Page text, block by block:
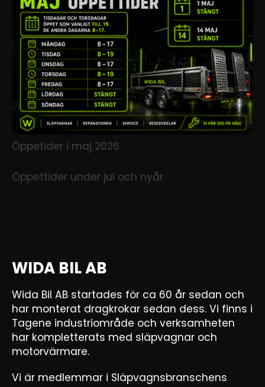
Öppetider i maj 2026
Öppettider under jul och nyår
WIDA BIL AB
Wida Bil AB startades för ca 60 år sedan och
har monterat dragkrokar sedan dess. Vi finns i
Tagene industriområde och verksamheten
har kompletterats med släpvagnar och
motorvärmare.
Vi är medlemmar i Släpvagnsbranschens